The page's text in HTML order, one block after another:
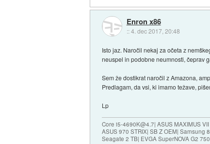
Enron x86
::4. dec 2017, 20:48
Isto jaz. Naročil nekaj za očeta z
neuspel in podobne neumnosti, čeprav
Sem že dostikrat naročil z Amazona,
Predlagam, da vsi, ki imamo težave,
Lp
Core i5-4690K@4.7| ASUS MAXIMUS
ASUS 970 STRIX| SB Z OEM| Samsung
Seagate 2 TB| EVGA SuperNOVA G2